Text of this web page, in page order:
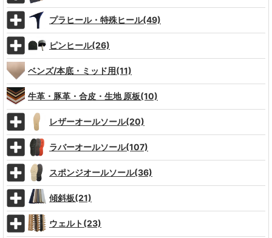
プラヒール・特殊ヒール(49)
ピンヒール(26)
ベンズ/本底・ミッド用(11)
牛革・豚革・合皮・生地 原板(10)
レザーオールソール(20)
ラバーオールソール(107)
スポンジオールソール(36)
傾斜板(21)
ウェルト(23)